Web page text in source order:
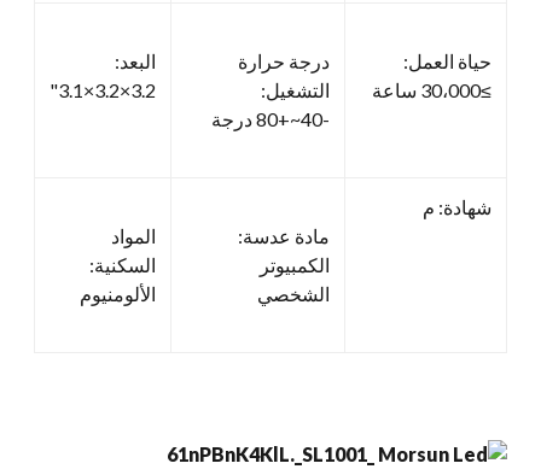
حياة العمل:
≥30،000 ساعة
درجة حرارة
التشغيل:
-40~+80 درجة
البعد:
3.2×3.2×3.1"
شهادة: م
مادة عدسة:
الكمبيوتر
الشخصي
المواد
السكنية:
الألومنيوم